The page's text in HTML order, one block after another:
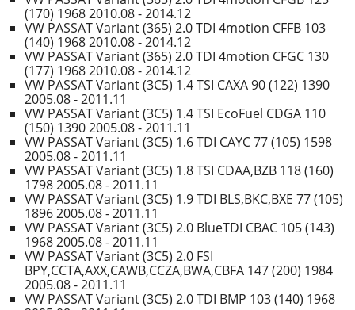
(170) 1968 2010.08 - 2014.12
VW PASSAT Variant (365) 2.0 TDI 4motion CFFB 103
(140) 1968 2010.08 - 2014.12
VW PASSAT Variant (365) 2.0 TDI 4motion CFGC 130
(177) 1968 2010.08 - 2014.12
VW PASSAT Variant (3C5) 1.4 TSI CAXA 90 (122) 1390
2005.08 - 2011.11
VW PASSAT Variant (3C5) 1.4 TSI EcoFuel CDGA 110
(150) 1390 2005.08 - 2011.11
VW PASSAT Variant (3C5) 1.6 TDI CAYC 77 (105) 1598
2005.08 - 2011.11
VW PASSAT Variant (3C5) 1.8 TSI CDAA,BZB 118 (160)
1798 2005.08 - 2011.11
VW PASSAT Variant (3C5) 1.9 TDI BLS,BKC,BXE 77 (105)
1896 2005.08 - 2011.11
VW PASSAT Variant (3C5) 2.0 BlueTDI CBAC 105 (143)
1968 2005.08 - 2011.11
VW PASSAT Variant (3C5) 2.0 FSI
BPY,CCTA,AXX,CAWB,CCZA,BWA,CBFA 147 (200) 1984
2005.08 - 2011.11
VW PASSAT Variant (3C5) 2.0 TDI BMP 103 (140) 1968